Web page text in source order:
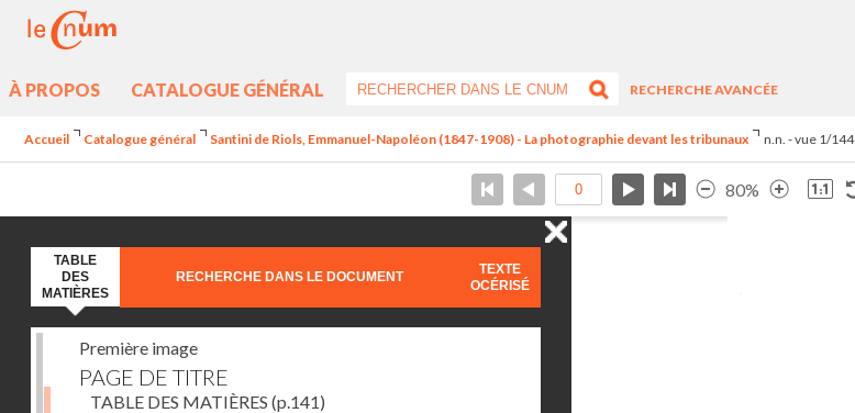
À PROPOS CATALOGUE GÉNÉRAL
RECHERCHE AVANCÉE
Accueil Catalogue général Santini de Riols, Emmanuel-Napoléon (1847-1908) - La photographie devant les tribunaux n.n. - vue 1/144
80%
TABLE
DES
MATIÈRES
RECHERCHE DANS LE DOCUMENT
TEXTE
OCÉRISÉ
Première image
PAGE DE TITRE
TABLE DES MATIÈRES (p.141)